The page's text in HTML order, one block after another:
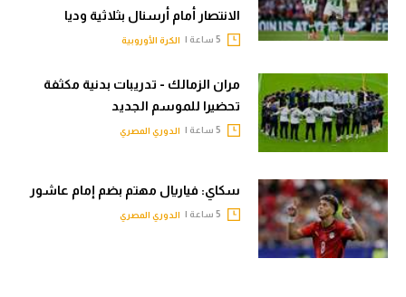
الانتصار أمام أرسنال بثلاثية وديا
الكرة الأوروبية
مران الزمالك - تدريبات بدنية مكثفة
تحضيرا للموسم الجديد
الدوري المصري
سكاي: فياريال مهتم بضم إمام عاشور
الدوري المصري